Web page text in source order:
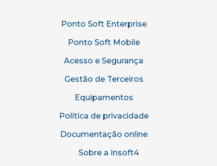
Ponto Soft Enterprise
Ponto Soft Mobile
Acesso e Segurança
Gestão de Terceiros
Equipamentos
Política de privacidade
Documentação online
Sobre a Insoft4